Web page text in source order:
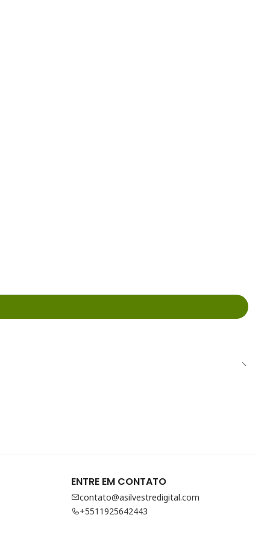
ENTRE EM CONTATO
contato@asilvestredigital.com
+5511925642443